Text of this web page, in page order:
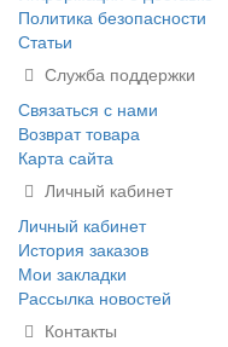
Политика безопасности
Статьи
Служба поддержки
Связаться с нами
Возврат товара
Карта сайта
Личный кабинет
Личный кабинет
История заказов
Мои закладки
Рассылка новостей
Контакты